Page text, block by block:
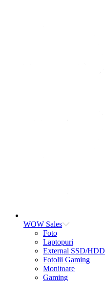
WOW Sales
Foto
Laptopuri
External SSD/HDD
Fotolii Gaming
Monitoare
Gaming